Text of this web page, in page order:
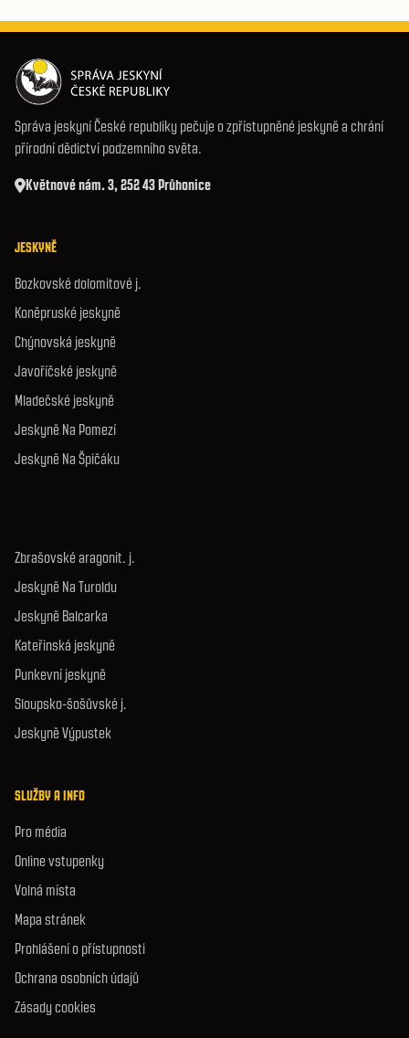
Správa jeskyní České republiky pečuje o zpřístupněné jeskyně a chrání
přírodní dědictví podzemního světa.
Květnové nám. 3, 252 43 Průhonice
JESKYNĚ
Bozkovské dolomitové j.
Koněpruské jeskyně
Chýnovská jeskyně
Javoříčské jeskyně
Mladečské jeskyně
Jeskyně Na Pomezí
Jeskyně Na Špičáku
Zbrašovské aragonit. j.
Jeskyně Na Turoldu
Jeskyně Balcarka
Kateřinská jeskyně
Punkevní jeskyně
Sloupsko-šošůvské j.
Jeskyně Výpustek
SLUŽBY A INFO
Pro média
Online vstupenky
Volná místa
Mapa stránek
Prohlášení o přístupnosti
Ochrana osobních údajů
Zásady cookies